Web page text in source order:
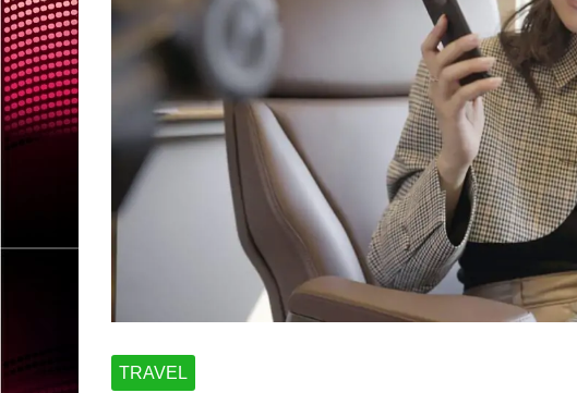
TRAVEL